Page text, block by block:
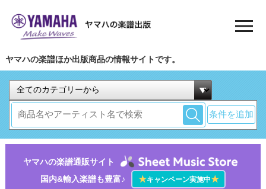
ヤマハの楽譜ほか出版商品の情報サイトです。
条件を追加
ヤマハの楽譜通販サイト
国内&輸入楽譜も豊富♪
★キャンペーン実施中★